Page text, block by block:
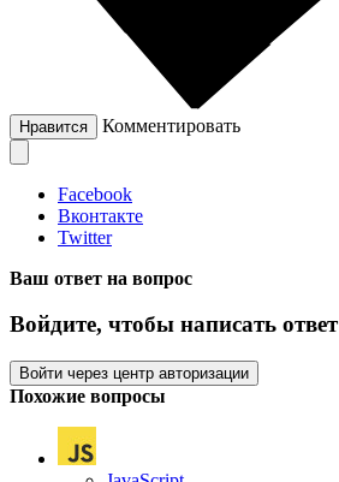
Нравится Комментировать
Facebook
Вконтакте
Twitter
Ваш ответ на вопрос
Войдите, чтобы написать ответ
Войти через центр авторизации
Похожие вопросы